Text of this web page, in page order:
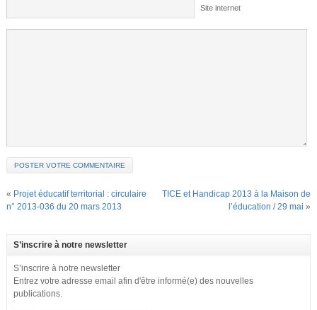
Site internet
« Projet éducatif territorial : circulaire
n° 2013-036 du 20 mars 2013
TICE et Handicap 2013 à la Maison de
l’éducation / 29 mai »
S’inscrire à notre newsletter
S’inscrire à notre newsletter
Entrez votre adresse email afin d'être informé(e) des nouvelles
publications.